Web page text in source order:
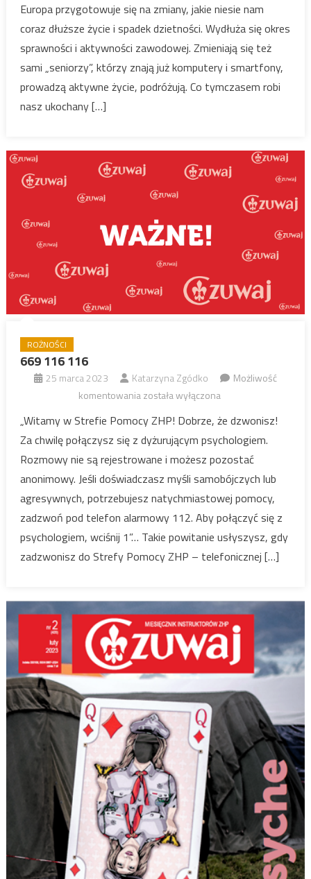
Europa przygotowuje się na zmiany, jakie niesie nam
coraz dłuższe życie i spadek dzietności. Wydłuża się okres
sprawności i aktywności zawodowej. Zmieniają się też
sami „seniorzy”, którzy znają już komputery i smartfony,
prowadzą aktywne życie, podróżują. Co tymczasem robi
nasz ukochany […]
ROŻNOŚCI
669 116 116
25 marca 2023 Katarzyna Zgódko
Możliwość
komentowania669
116
została wyłączona
„Witamy w Strefie Pomocy ZHP! Dobrze, że dzwonisz!
Za chwilę połączysz się z dyżurującym psychologiem.
Rozmowy nie są rejestrowane i możesz pozostać
anonimowy. Jeśli doświadczasz myśli samobójczych lub
agresywnych, potrzebujesz natychmiastowej pomocy,
zadzwoń pod telefon alarmowy 112. Aby połączyć się z
psychologiem, wciśnij 1”… Takie powitanie usłyszysz, gdy
zadzwonisz do Strefy Pomocy ZHP – telefonicznej […]